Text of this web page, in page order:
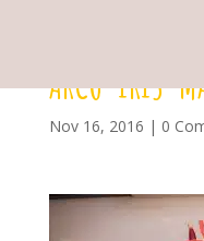
ARCO-IRIS-
Nov 16, 2016 | 0